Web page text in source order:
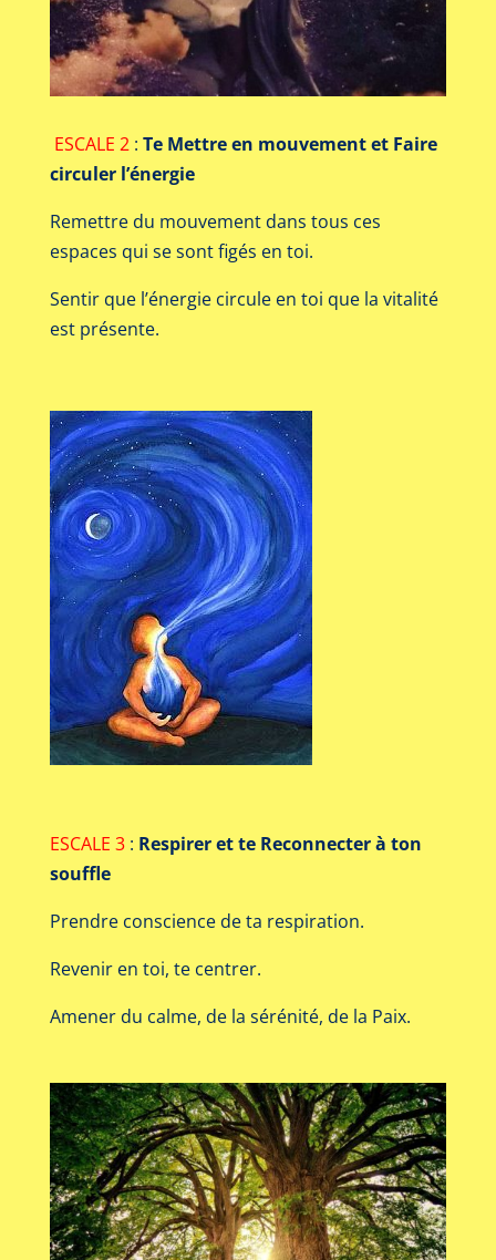
ESCALE 2: Te Mettre en mouvement et Faire
circuler l’énergie
Remettre du mouvement dans tous ces
espaces qui se sont figés en toi.
Sentir que l’énergie circule en toi que la vitalité
est présente.
ESCALE 3: Respirer et te Reconnecterà ton
souffle
Prendre conscience de ta respiration.
Revenir en toi, te centrer.
Amener du calme, de la sérénité, de la Paix.